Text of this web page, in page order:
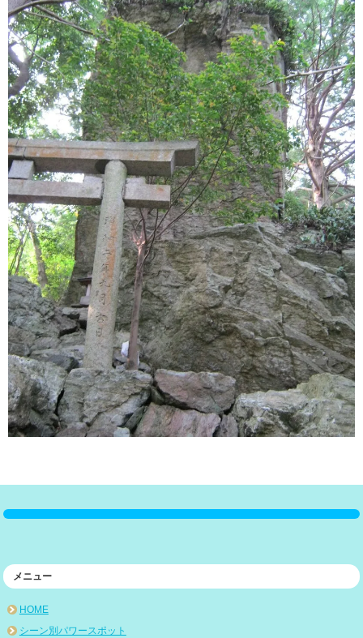
メニュー
HOME
シーン別パワースポット